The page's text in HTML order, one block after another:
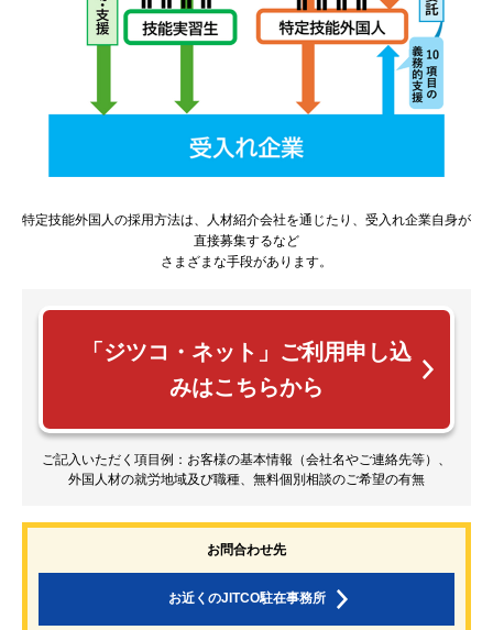
特定技能外国人の採用方法は、人材紹介会社を通じたり、受入れ企業自身が
直接募集するなど
さまざまな手段があります。
「ジツコ・ネット」ご利用申し込
みはこちらから
ご記入いただく項目例：お客様の基本情報（会社名やご連絡先等）、
外国人材の就労地域及び職種、無料個別相談のご希望の有無
お問合わせ先
お近くのJITCO駐在事務所